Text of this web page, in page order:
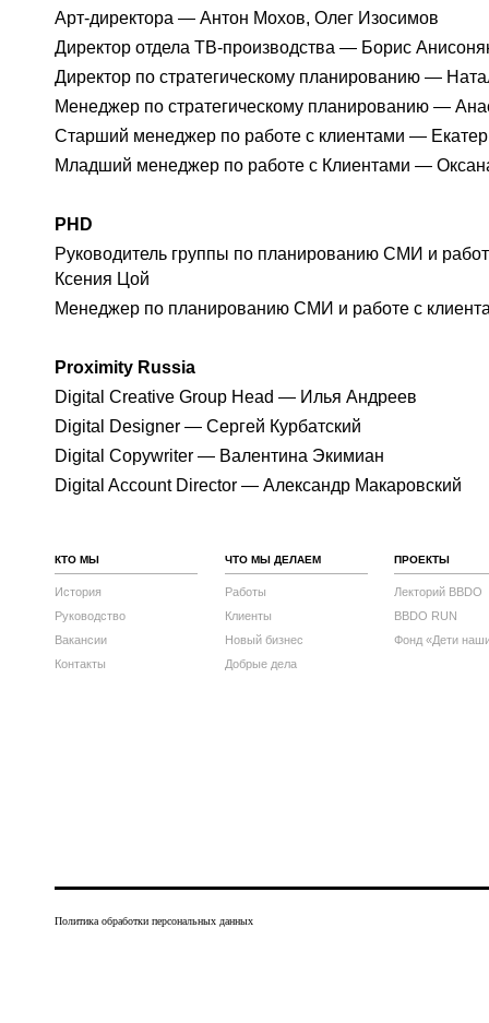
Арт-директора — Антон Мохов, Олег Изосимов
Директор отдела ТВ-производства — Борис
Директор по стратегическому планированию —
Менеджер по стратегическому планированию —
Старший менеджер по работе с клиентами —
Младший менеджер по работе с Клиентами —
PHD
Руководитель группы по планированию СМИ и
Ксения Цой
Менеджер по планированию СМИ и работе с
Proximity Russia
Digital Creative Group Head — Илья Андреев
Digital Designer — Сергей Курбатский
Digital Copywriter — Валентина Экимиан
Digital Account Director — Александр Макаровский
КТО МЫ
История
Руководство
Вакансии
Контакты
ЧТО МЫ ДЕЛАЕМ
Работы
Клиенты
Новый бизнес
Добрые дела
ПРОЕКТЫ
Лекторий BBDO
BBDO RUN
Фонд «Дети
Политика обработки персональных данных